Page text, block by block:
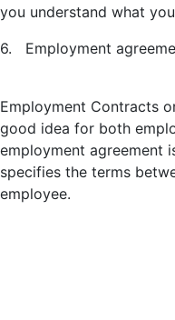
you understand what
6. Employment
Employment Contracts
good idea for both
employment agreement
specifies the terms
employee.